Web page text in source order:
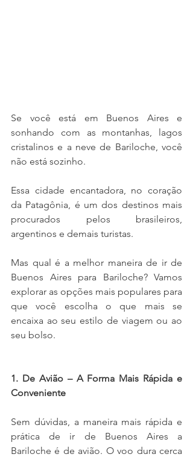
Se você está em Buenos Aires e
sonhando com as montanhas, lagos
cristalinos e a neve de Bariloche, você
não está sozinho.
Essa cidade encantadora, no coração
da Patagônia, é um dos destinos mais
procurados pelos brasileiros,
argentinos e demais turistas.
Mas qual é a melhor maneira de ir de
Buenos Aires para Bariloche? Vamos
explorar as opções mais populares para
que você escolha o que mais se
encaixa ao seu estilo de viagem ou ao
seu bolso.
1. De Avião – A Forma Mais Rápida e
Conveniente
Sem dúvidas, a maneira mais rápida e
prática de ir de Buenos Aires a
Bariloche é de avião. O voo dura cerca